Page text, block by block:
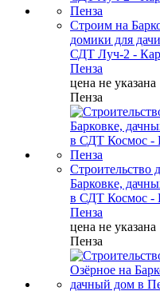
Строим на
домики для
СДТ Луч-2 -
Пенза
цена не указана
Пенза
Строительство
Барковке,
в СДТ Космос -
Пенза
цена не указана
Пенза